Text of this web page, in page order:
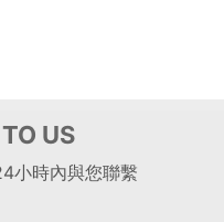
US
小時內與您聯繫